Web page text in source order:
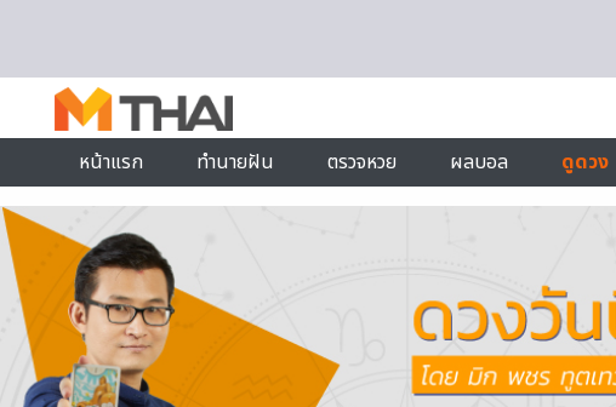
หน้าแรก ทำนายฝัน ตรวจหวย ผลบอล ดูดวง